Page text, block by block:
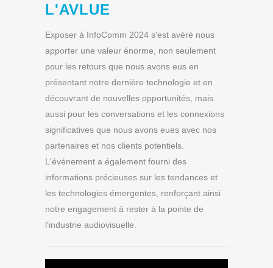
L'AVLUE
Exposer à InfoComm 2024 s'est avéré nous
apporter une valeur énorme, non seulement
pour les retours que nous avons eus en
présentant notre dernière technologie et en
découvrant de nouvelles opportunités, mais
aussi pour les conversations et les connexions
significatives que nous avons eues avec nos
partenaires et nos clients potentiels.
L'événement a également fourni des
informations précieuses sur les tendances et
les technologies émergentes, renforçant ainsi
notre engagement à rester à la pointe de
l'industrie audiovisuelle.